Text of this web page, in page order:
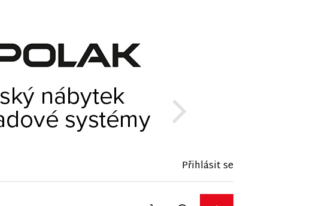
Přihlásit se